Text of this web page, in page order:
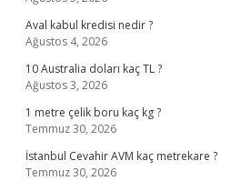
Aval kabul kredisi nedir ?
Ağustos 4, 2026
10 Australia doları kaç TL ?
Ağustos 3, 2026
1 metre çelik boru kaç kg ?
Temmuz 30, 2026
İstanbul Cevahir AVM kaç metrekare ?
Temmuz 30, 2026